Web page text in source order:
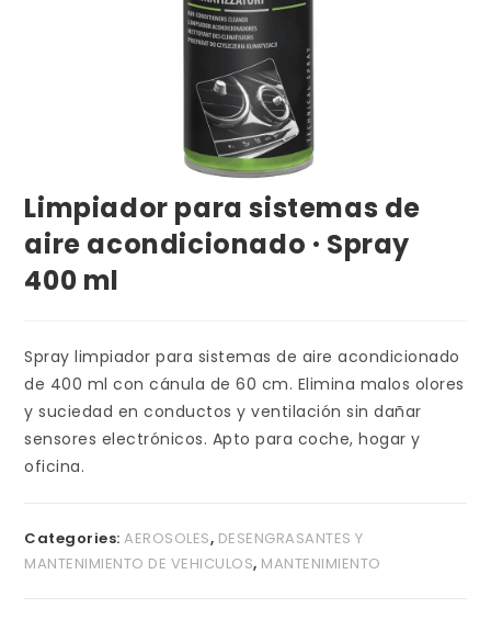
Limpiador para sistemas de
aire acondicionado · Spray
400 ml
Spray limpiador para sistemas de aire acondicionado
de 400 ml con cánula de 60 cm. Elimina malos olores
y suciedad en conductos y ventilación sin dañar
sensores electrónicos. Apto para coche, hogar y
oficina.
Categories:AEROSOLES, DESENGRASANTES Y
MANTENIMIENTO DE VEHICULOS, MANTENIMIENTO